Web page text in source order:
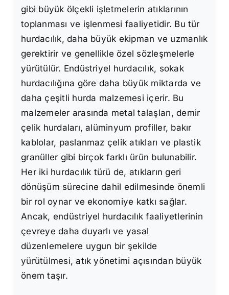
gibi büyük ölçekli işletmelerin atıklarının
toplanması ve işlenmesi faaliyetidir. Bu tür
hurdacılık, daha büyük ekipman ve uzmanlık
gerektirir ve genellikle özel sözleşmelerle
yürütülür. Endüstriyel hurdacılık, sokak
hurdacılığına göre daha büyük miktarda ve
daha çeşitli hurda malzemesi içerir. Bu
malzemeler arasında metal talaşları, demir
çelik hurdaları, alüminyum profiller, bakır
kablolar, paslanmaz çelik atıkları ve plastik
granüller gibi birçok farklı ürün bulunabilir.
Her iki hurdacılık türü de, atıkların geri
dönüşüm sürecine dahil edilmesinde önemli
bir rol oynar ve ekonomiye katkı sağlar.
Ancak, endüstriyel hurdacılık faaliyetlerinin
çevreye daha duyarlı ve yasal
düzenlemelere uygun bir şekilde
yürütülmesi, atık yönetimi açısından büyük
önem taşır.